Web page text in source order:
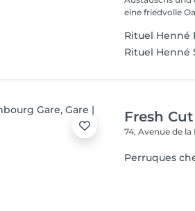
eine friedvolle
Rituel Henné
Rituel Henné
Fresh
74, Avenue de
Perruques